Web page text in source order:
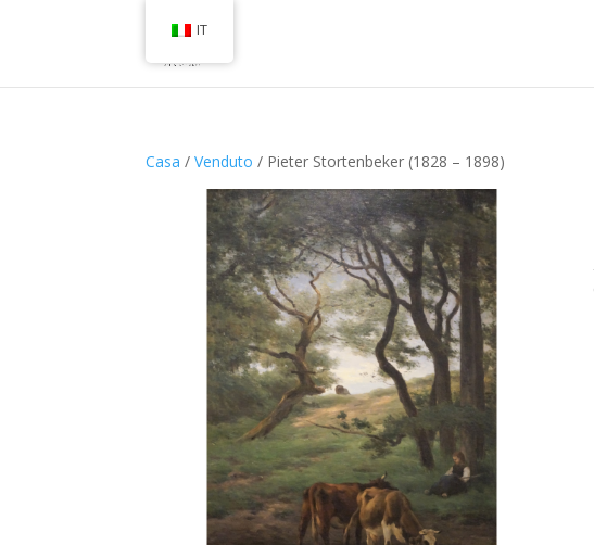
Casa /Venduto / Pieter Stortenbeker (1828 – 1898)
IT